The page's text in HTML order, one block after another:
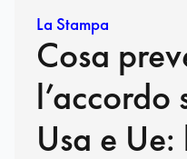
La Stampa
Cosa
l’accordo
Usa e